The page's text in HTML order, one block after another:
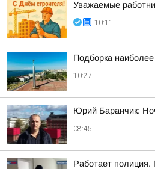
Уважаемые
10:11
Подборка
10:27
Юрий Баранчик:
08:45
Работает